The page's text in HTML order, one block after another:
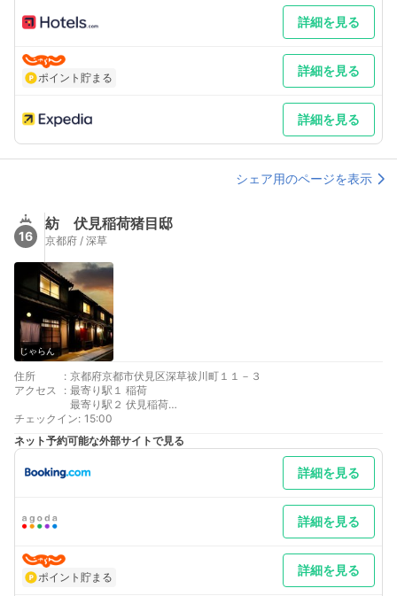
詳細を見る
ポイント貯まる 詳細を見る
詳細を見る
シェア用のページを表示
16
紡 伏見稲荷猪目邸
京都府 / 深草
じゃらん
住所 : 京都府京都市伏見区深草祓川町１１－３
アクセス
: 最寄り駅１ 稲荷
最寄り駅２ 伏見稲荷
最寄り駅３ 鳥羽街道
チェックイン: 15:00
ネット予約可能な外部サイトで見る
詳細を見る
詳細を見る
ポイント貯まる 詳細を見る